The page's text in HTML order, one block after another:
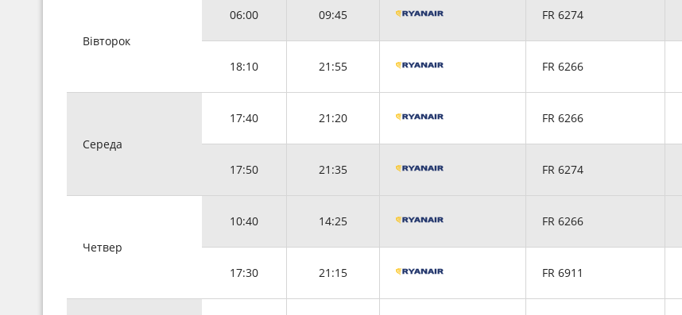
Вівторок
06:00 09:45 FR 6274
18:10 21:55 FR 6266
Середа
17:40 21:20 FR 6266
17:50 21:35 FR 6274
Четвер
10:40 14:25 FR 6266
17:30 21:15 FR 6911